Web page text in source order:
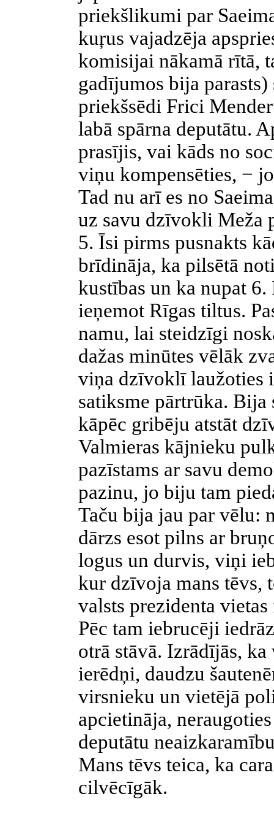
priekšlikumi par
kuŗus vajadzēja
komisijai nākamā rītā,
gadījumos bija
priekšsēdi Frici
labā spārna deputātu.
prasījis, vai kāds no
viņu kompensēties, −
Tad nu arī es no
uz savu dzīvokli Meža
5. Īsi pirms pusnakts
brīdināja, ka pilsētā
kustības un ka nupat
ieņemot Rīgas tiltus.
namu, lai steidzīgi
dažas minūtes vēlāk
viņa dzīvoklī laužoties
satiksme pārtrūka. Bija
kāpēc gribēju atstāt
Valmieras kājnieku
pazīstams ar savu
pazinu, jo biju tam
Taču bija jau par vēlu:
dārzs esot pilns ar
logus un durvis, viņi
kur dzīvoja mans tēvs,
valsts prezidenta
Pēc tam iebrucēji
otrā stāvā. Izrādījās,
ierēdņi, daudzu
virsnieku un vietējā
apcietināja,
deputātu
Mans tēvs teica, ka
cilvēcīgāk.